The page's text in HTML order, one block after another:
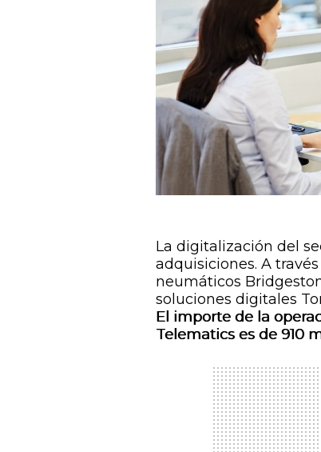
La digitalización del
adquisiciones. A
neumáticos
soluciones digitales
El importe de la
Telematics es de 910